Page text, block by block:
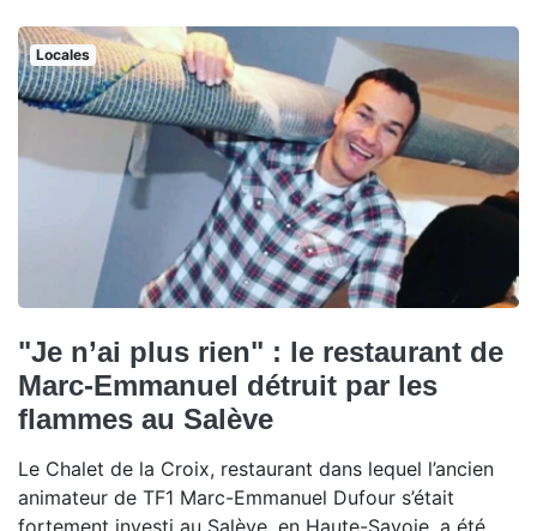
Locales
"Je n’ai plus rien" : le restaurant de
Marc-Emmanuel détruit par les
flammes au Salève
Le Chalet de la Croix, restaurant dans lequel l’ancien
animateur de TF1 Marc-Emmanuel Dufour s’était